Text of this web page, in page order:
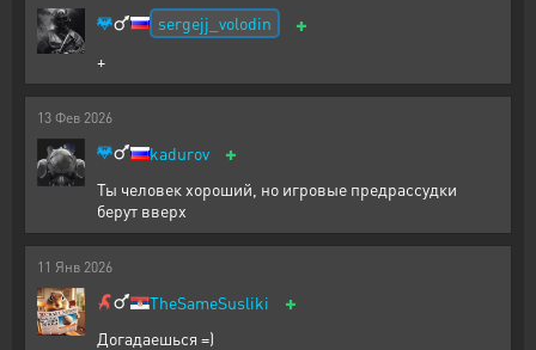
sergejj_volodin +
+
13 Фев 2026
kadurov +
Ты человек хороший, но игровые предрассудки
берут вверх
11 Янв 2026
TheSameSusliki +
Догадаешься =)